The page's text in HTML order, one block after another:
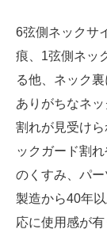
6弦側ネックサ
痕、1弦側ネッ
る他、ネック
ありがちなネ
割れが見受け
ックガード割
のくすみ、パー
製造から40年
応に使用感が有